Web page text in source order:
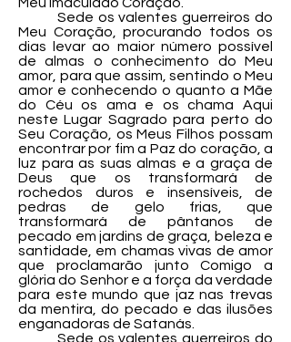
Sede os valentes guerreiros do
Meu Coração, procurando todos os
dias levar ao maior número possível
de almas o conhecimento do Meu
amor, para que assim, sentindo o Meu
amor e conhecendo o quanto a Mãe
do Céu os ama e os chama Aqui
neste Lugar Sagrado para perto do
Seu Coração, os Meus Filhos possam
encontrar por fim a Paz do coração, a
luz para as suas almas e a graça de
Deus que os transformará de
rochedos duros e insensíveis, de
pedras de gelo frias, que
transformará de pântanos de
pecado em jardins de graça, beleza e
santidade, em chamas vivas de amor
que proclamarão junto Comigo a
glória do Senhor e a força da verdade
para este mundo que jaz nas trevas
da mentira, do pecado e das ilusões
enganadoras de Satanás.
Sede os valentes guerreiros do